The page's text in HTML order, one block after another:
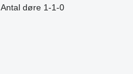
Antal døre 1-1-0